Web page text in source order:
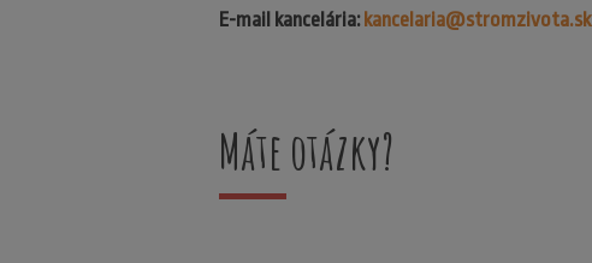
E-mail kancelária:kancelaria@stromzivota.sk
Máte otázky?